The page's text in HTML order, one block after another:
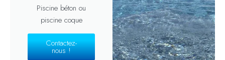
Piscine béton ou
piscine coque
Contactez-
nous !